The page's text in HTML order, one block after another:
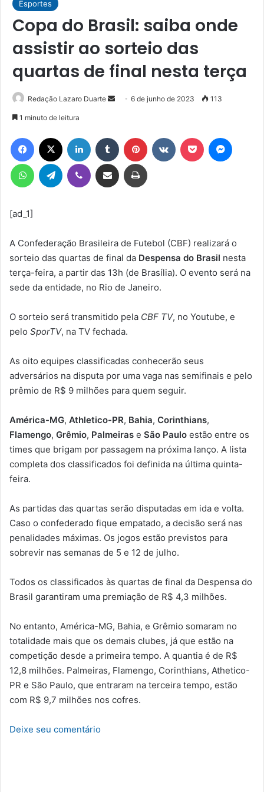
Esportes
Copa do Brasil: saiba onde
assistir ao sorteio das
quartas de final nesta terça
Redação Lazaro Duarte
Mande
mail
6 de junho de 2023 113
1 minuto de leitura
Facebook Linkedin Tumblr Pinterest Pocket
WhatsAppTelegram Viber Compartilhar via e-mail Imprimir
[ad_1]
A Confederação Brasileira de Futebol (CBF) realizará o
sorteio das quartas de final da Despensa do Brasil nesta
terça-feira, a partir das 13h (de Brasília). O evento será na
sede da entidade, no Rio de Janeiro.
O sorteio será transmitido pela CBF TV, no Youtube, e
pelo SporTV, na TV fechada.
As oito equipes classificadas conhecerão seus
adversários na disputa por uma vaga nas semifinais e pelo
prêmio de R$ 9 milhões para quem seguir.
América-MG, Athletico-PR, Bahia, Corinthians,
Flamengo, Grêmio, Palmeiras e São Paulo estão entre os
times que brigam por passagem na próxima lanço. A lista
completa dos classificados foi definida na última quinta-
feira.
As partidas das quartas serão disputadas em ida e volta.
Caso o confederado fique empatado, a decisão será nas
penalidades máximas. Os jogos estão previstos para
sobrevir nas semanas de 5 e 12 de julho.
Todos os classificados às quartas de final da Despensa do
Brasil garantiram uma premiação de R$ 4,3 milhões.
No entanto, América-MG, Bahia, e Grêmio somaram no
totalidade mais que os demais clubes, já que estão na
competição desde a primeira tempo. A quantia é de R$
12,8 milhões. Palmeiras, Flamengo, Corinthians, Athetico-
PR e São Paulo, que entraram na terceira tempo, estão
com R$ 9,7 milhões nos cofres.
Deixe seu comentário